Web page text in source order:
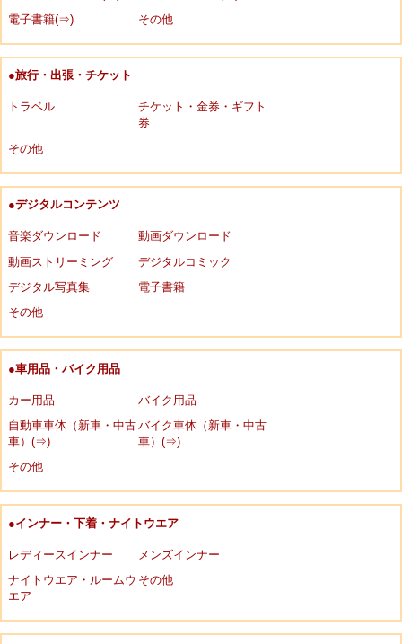
電子書籍(⇒)
その他
●旅行・出張・チケット
トラベル
チケット・金券・ギフト
券
その他
●デジタルコンテンツ
音楽ダウンロード
動画ダウンロード
動画ストリーミング
デジタルコミック
デジタル写真集
電子書籍
その他
●車用品・バイク用品
カー用品
バイク用品
自動車車体（新車・中古
車）(⇒)
バイク車体（新車・中古
車）(⇒)
その他
●インナー・下着・ナイトウエア
レディースインナー
メンズインナー
ナイトウエア・ルームウ
エア
その他